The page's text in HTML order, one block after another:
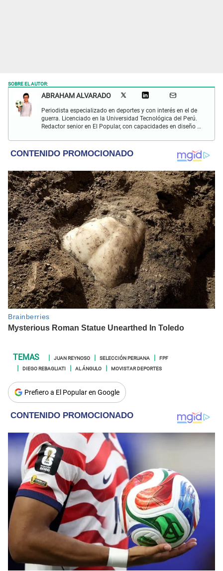
SOBRE EL AUTOR:
ABRAHAM ALVARADO
Periodista especializado en deportes y con interés en el de
guerra. Licenciado en la Universidad Tecnológica del Perú.
Redactor senior en El Popular, con capacidades en diseño y
cultural.
JUAN REYNOSO SELECCIÓN PERUANA
FPF
DIEGO REBAGLIATI
AL ÁNGULO MOVISTAR DEPORTES
Prefiero a El Popular en Google